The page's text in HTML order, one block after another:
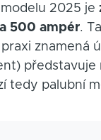
modelu 2025 je
500 ampér.
praxi
tedy palubní